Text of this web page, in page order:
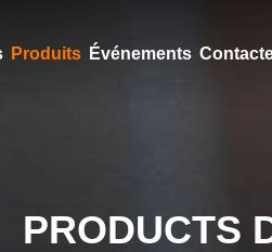
Produits Événements
PRODUCTS